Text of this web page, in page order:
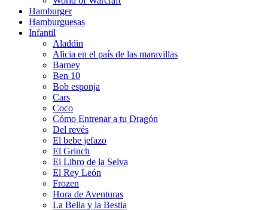
Hamburger
Hamburguesas
Infantil
Aladdin
Alicia en el país de las maravillas
Barney
Ben 10
Bob esponja
Cars
Coco
Cómo Entrenar a tu Dragón
Del revés
El bebe jefazo
El Grinch
El Libro de la Selva
El Rey León
Frozen
Hora de Aventuras
La Bella y la Bestia